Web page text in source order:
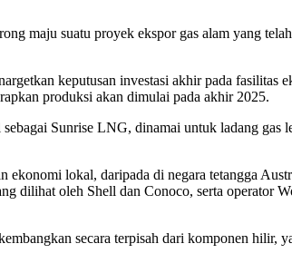
maju suatu proyek ekspor gas alam yang
keputusan investasi akhir pada fasilitas
produksi akan dimulai pada akhir 2025.
Sunrise LNG, dinamai untuk ladang gas
ekonomi lokal, daripada di negara tetangga
dilihat oleh Shell dan Conoco, serta operator
secara terpisah dari komponen hilir,